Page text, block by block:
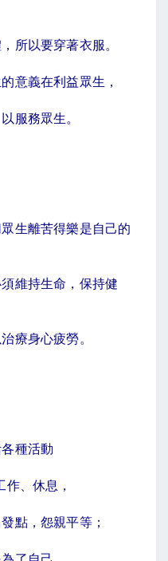
以要穿著衣服。
義在利益眾生，
服務眾生。
生離苦得樂是自己的
維持生命，保持健
身心疲勞。
種活動
、休息，
，怨親平等；